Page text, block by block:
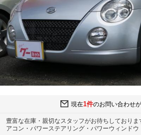
現在1件のお問い合わせ
豊富な在庫・親切なスタッフがお待ちしており
アコン・パワーステアリング・パワーウィンドウ